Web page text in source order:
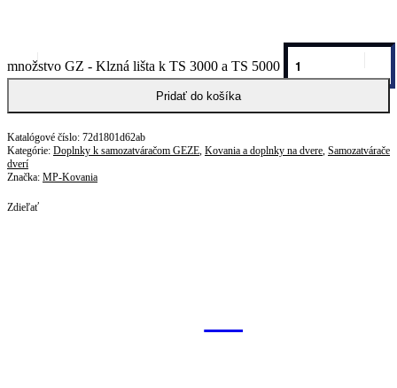
množstvo GZ - Klzná lišta k TS 3000 a TS 5000
Pridať do košíka
72d1801d62ab
Kategórie: Doplnky k samozatváračom GEZE, Kovania a doplnky na dvere, Samozatvárače
dverí
Značka: MP-Kovania
Zdieľať